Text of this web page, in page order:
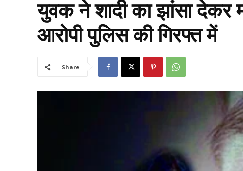
युवक ने शादी का झांसा देकर
आरोपी पुलिस की गिरफ्त में
Share